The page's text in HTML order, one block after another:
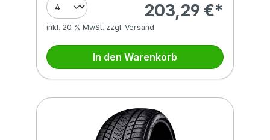
203,29 €*
inkl. 20 % MwSt. zzgl. Versand
In den Warenkorb